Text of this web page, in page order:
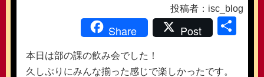
投稿者：isc_blog
Share Post
本日は部の課の飲み会でした！
久しぶりにみんな揃った感じで楽しかったです。